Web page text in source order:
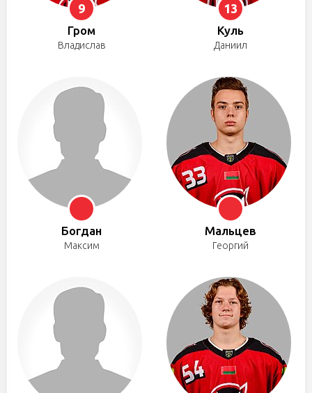
9
Гром
Владислав
13
Куль
Даниил
Богдан
Максим
Мальцев
Георгий